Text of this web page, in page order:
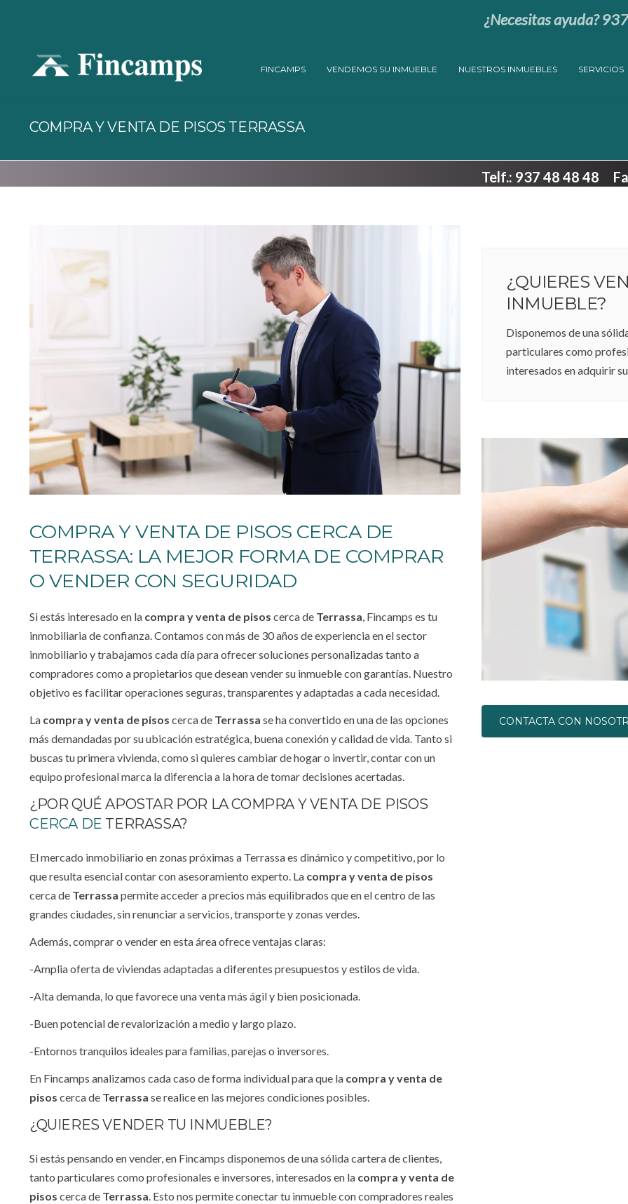
¿Necesitas ayuda?
FINCAMPS VENDEMOS SU INMUEBLE NUESTROS INMUEBLES SERVICIOS
COMPRA Y VENTA DE PISOS TERRASSA
Telf.: 937 48 48 48
COMPRA Y VENTA DE PISOS CERCA DE
TERRASSA: LA MEJOR FORMA DE COMPRAR
O VENDER CON SEGURIDAD
Si estás interesado en la compra y venta de pisos cerca de Terrassa, Fincamps es tu
inmobiliaria de confianza. Contamos con más de 30 años de experiencia en el sector
inmobiliario y trabajamos cada día para ofrecer soluciones personalizadas tanto a
compradores como a propietarios que desean vender su inmueble con garantías. Nuestro
objetivo es facilitar operaciones seguras, transparentes y adaptadas a cada necesidad.
La compra y venta de pisos cerca de Terrassa se ha convertido en una de las opciones
más demandadas por su ubicación estratégica, buena conexión y calidad de vida. Tanto si
buscas tu primera vivienda, como si quieres cambiar de hogar o invertir, contar con un
equipo profesional marca la diferencia a la hora de tomar decisiones acertadas.
¿POR QUÉ APOSTAR POR LA COMPRA Y VENTA DE PISOS
CERCA DE TERRASSA?
El mercado inmobiliario en zonas próximas a Terrassa es dinámico y competitivo, por lo
que resulta esencial contar con asesoramiento experto. La compra y venta de pisos
cerca de Terrassa permite acceder a precios más equilibrados que en el centro de las
grandes ciudades, sin renunciar a servicios, transporte y zonas verdes.
Además, comprar o vender en esta área ofrece ventajas claras:
-Amplia oferta de viviendas adaptadas a diferentes presupuestos y estilos de vida.
-Alta demanda, lo que favorece una venta más ágil y bien posicionada.
-Buen potencial de revalorización a medio y largo plazo.
-Entornos tranquilos ideales para familias, parejas o inversores.
En Fincamps analizamos cada caso de forma individual para que la compra y venta de
pisos cerca de Terrassa se realice en las mejores condiciones posibles.
¿QUIERES VENDER TU INMUEBLE?
Si estás pensando en vender, en Fincamps disponemos de una sólida cartera de clientes,
tanto particulares como profesionales e inversores, interesados en la compra y venta de
pisos cerca de Terrassa. Esto nos permite conectar tu inmueble con compradores reales
¿QUIERES
INMUEBLE?
Disponemos de una
particulares como
interesados en adquirir
CONTACTA CON